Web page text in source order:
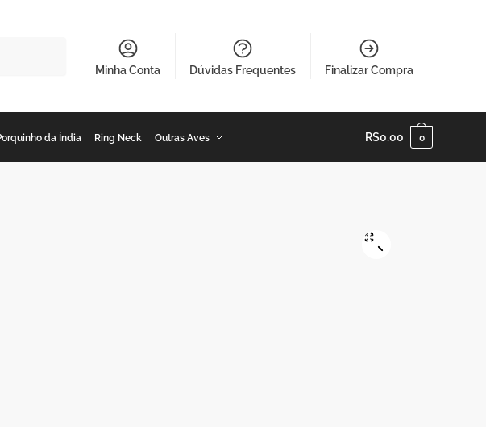
Minha Conta Dúvidas Frequentes Finalizar Compra
da Índia Ring Neck Outras Aves R$0,00 0